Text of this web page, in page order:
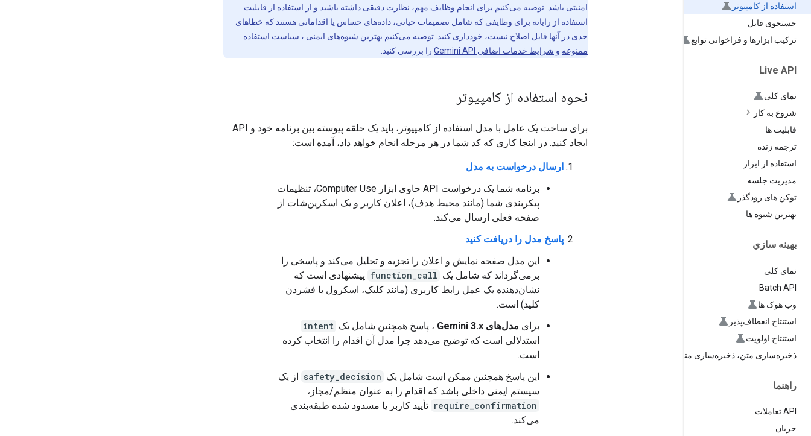
استفاده از کامپیوتر
جستجوی فایل
ترکیب ابزارها و فراخوانی توابع
Live API
نمای کلی
شروع به کار
قابلیت ها
ترجمه زنده
استفاده از ابزار
مدیریت جلسه
توکن های زودگذر
بهترین شیوه ها
بهينه سازي
نمای کلی
Batch API
وب هوک ها
استنتاج انعطاف‌پذیر
استنتاج اولویت
ذخیره‌سازی متن، ذخیره‌سازی متن
راهنما
API تعاملات
جریان
امنیتی باشد. توصیه می‌کنیم برای انجام وظایف مهم، نظارت دقیقی داشته باشید و از استفاده از قابلیت
استفاده از رایانه برای وظایفی که شامل تصمیمات حیاتی، داده‌های حساس یا اقداماتی هستند که خطاهای
جدی در آنها قابل اصلاح نیست، خودداری کنید. توصیه می‌کنیم بهترین شیوه‌های ایمنی ، سیاست استفاده
ممنوعه و شرایط خدمات اضافی Gemini API را بررسی کنید.
نحوه استفاده از کامپیوتر
برای ساخت یک عامل با مدل استفاده از کامپیوتر، باید یک حلقه پیوسته بین برنامه خود و API
ایجاد کنید. در اینجا کاری که کد شما در هر مرحله انجام خواهد داد، آمده است:
ارسال درخواست به مدل
برنامه شما یک درخواست API حاوی ابزار Computer Use، تنظیمات
پیکربندی شما (مانند محیط هدف)، اعلان کاربر و یک اسکرین‌شات از
صفحه فعلی ارسال می‌کند.
پاسخ مدل را دریافت کنید
این مدل صفحه نمایش و اعلان را تجزیه و تحلیل می‌کند و پاسخی را
برمی‌گرداند که شامل یک function_call پیشنهادی است که
نشان‌دهنده یک عمل رابط کاربری (مانند کلیک، اسکرول یا فشردن
کلید) است.
برای مدل‌های Gemini 3.x ، پاسخ همچنین شامل یک intent
استدلالی است که توضیح می‌دهد چرا مدل آن اقدام را انتخاب کرده
است.
این پاسخ همچنین ممکن است شامل یک safety_decision از یک
سیستم ایمنی داخلی باشد که اقدام را به عنوان منظم/مجاز،
require_confirmation تأیید کاربر یا مسدود شده طبقه‌بندی
می‌کند.